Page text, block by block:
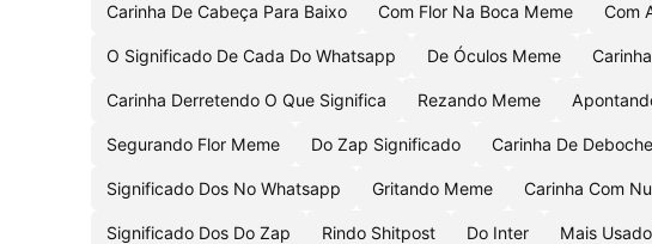
Carinha De Cabeça Para Baixo Com Flor Na Boca Meme Com
O Significado De Cada Do Whatsapp De Óculos Meme
Carinha Derretendo O Que Significa Rezando Meme
Segurando Flor Meme Do Zap Significado Carinha De Deboche
Significado Dos No Whatsapp Gritando Meme Carinha Com
Significado Dos Do Zap Rindo Shitpost Do Inter Mais